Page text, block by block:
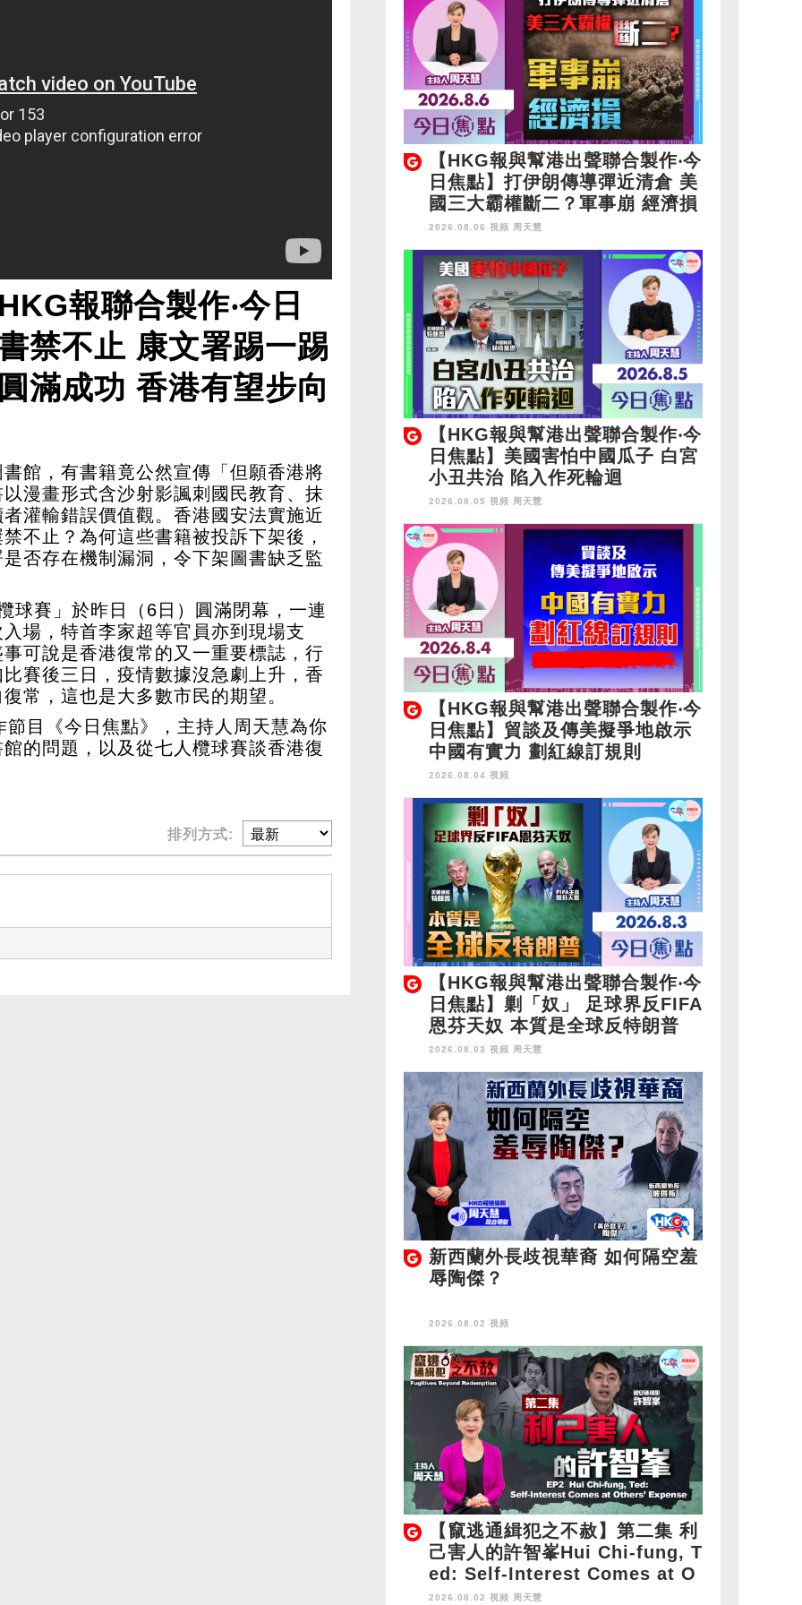
報聯合製作‧今日
禁不止 康文署踢一踢
滿成功 香港有望步向
館，有書籍竟公然宣傳「但願香港將
漫畫形式含沙射影諷刺國民教育、抹
灌輸錯誤價值觀。香港國安法實施近
不止？為何這些書籍被投訴下架後，
否存在機制漏洞，令下架圖書缺乏監
球賽」於昨日（6日）圓滿閉幕，一連
場，特首李家超等官員亦到現場支
可說是香港復常的又一重要標誌，行
賽後三日，疫情數據沒急劇上升，香
常，這也是大多數市民的期望。
目《今日焦點》，主持人周天慧為你
的問題，以及從七人欖球賽談香港復
排列方式:
【HKG報與幫港出聲聯合製作‧今
日焦點】打伊朗傳導彈近清倉 美
國三大霸權斷二？軍事崩 經濟損
2026.08.06 視頻 周天慧
【HKG報與幫港出聲聯合製作‧今
日焦點】美國害怕中國瓜子 白宮
小丑共治 陷入作死輪迴
2026.08.05 視頻 周天慧
【HKG報與幫港出聲聯合製作‧今
日焦點】貿談及傳美擬爭地啟示
中國有實力 劃紅線訂規則
2026.08.04 視頻
【HKG報與幫港出聲聯合製作‧今
日焦點】剿「奴」 足球界反FIFA
恩芬天奴 本質是全球反特朗普
2026.08.03 視頻 周天慧
新西蘭外長歧視華裔 如何隔空羞
辱陶傑？
2026.08.02 視頻
【竄逃通緝犯之不赦】第二集 利
己害人的許智峯Hui Chi-fung, T
ed: Self-Interest Comes at O
thers' Expense
2026.08.02 視頻 周天慧